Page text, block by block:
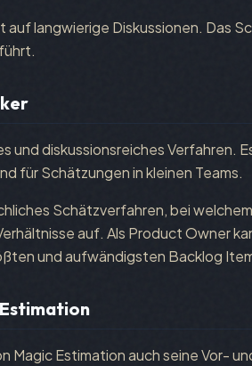
langwierige Diskussionen. Das
und diskussionsreiches Verfahren.
für Schätzungen in kleinen Teams.
Schätzverfahren, bei
auf. Als Product Owner
und aufwändigsten Backlog
Magic Estimation auch seine Vor-